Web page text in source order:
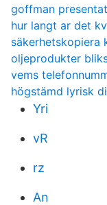
goffman
hur langt ar det
säkerhetskopiera
oljeprodukter
vems
högstämd lyrisk
Yri
vR
rz
An